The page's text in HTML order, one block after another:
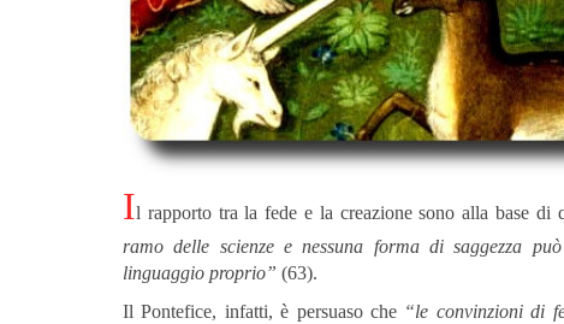
Il rapporto tra la fede e la creazione sono alla base di
ramo delle scienze e nessuna forma di saggezza
linguaggio proprio” (63).
Il Pontefice, infatti, è persuaso che “le convinzioni di